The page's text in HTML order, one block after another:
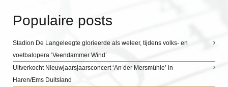
Populaire posts
Stadion De Langeleegte glorieerde als weleer, tijdens volks- en
voetbalopera ‘Veendammer Wind’
Uitverkocht Nieuwjaarsjaarsconcert ‘An der Mersmühle’ in
Haren/Ems Duitsland